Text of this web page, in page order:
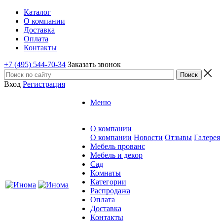
Каталог
О компании
Доставка
Оплата
Контакты
+7 (495) 544-70-34 Заказать звонок
Вход Регистрация
Меню
О компании
О компании Новости Отзывы Галерея
Мебель прованс
Мебель и декор
Сад
Комнаты
Категории
Распродажа
Оплата
Доставка
Контакты